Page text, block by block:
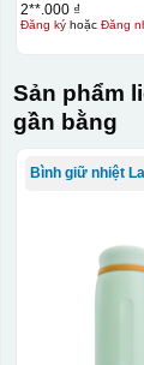
2**.000 ₫
Đăng kýhoặc Đăng
Sản phẩm
gần bằng